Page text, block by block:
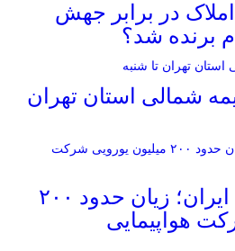
در برابر جهش
برنده شد؟
شمالی استان تهران
پیامدهای تجاوز به ایران؛ زیان حدود ۲۰۰
هواپیمایی